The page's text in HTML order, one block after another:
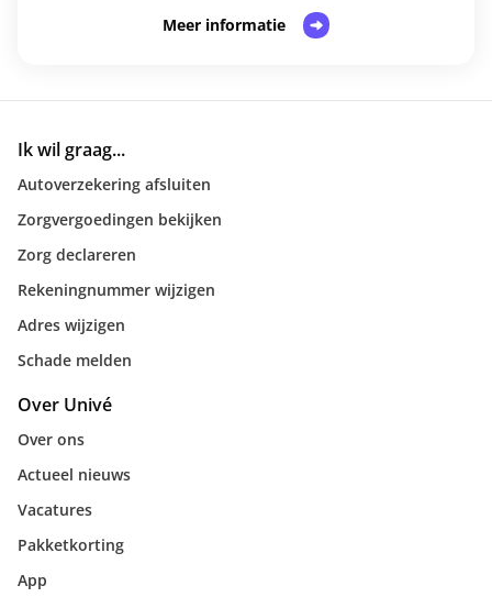
Meer informatie
Ik wil graag...
Autoverzekering afsluiten
Zorgvergoedingen bekijken
Zorg declareren
Rekeningnummer wijzigen
Adres wijzigen
Schade melden
Over Univé
Over ons
Actueel nieuws
Vacatures
Pakketkorting
App